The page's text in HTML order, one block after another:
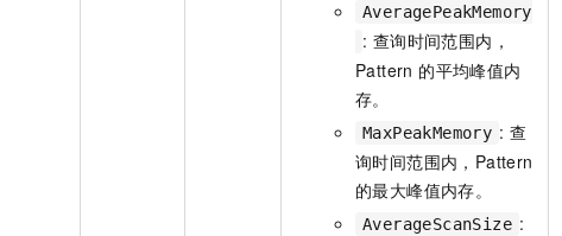
AveragePeakMemory
: 查询时间范围内，
Pattern 的平均峰值内
存。
MaxPeakMemory : 查
询时间范围内，Pattern
的最大峰值内存。
AverageScanSize :